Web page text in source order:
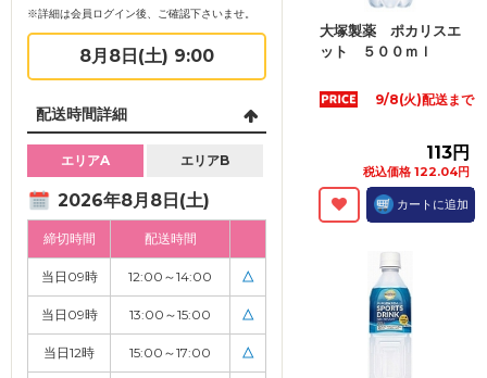
※詳細は会員ログイン後、ご確認下さいませ。
8月8日(土) 9:00
配送時間詳細
エリアA エリアB
2026年8月8日(土)
締切時間 配送時間
当日09時 12:00～14:00 △
当日09時 13:00～15:00 △
当日12時 15:00～17:00 △
大塚製薬 ポカリスエ
ット ５００ｍｌ
9/8(火)配送まで
113円
税込価格 122.04円
カートに追加